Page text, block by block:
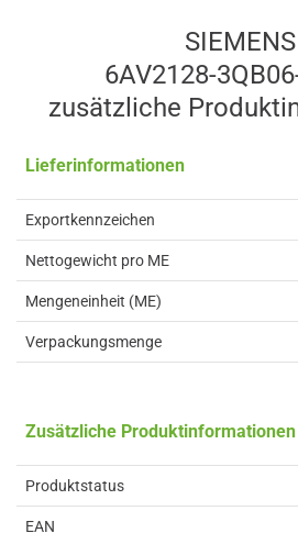
6AV2128-
zusätzliche
Lieferinformationen
Exportkennzeichen
Nettogewicht pro ME
Mengeneinheit (ME)
Verpackungsmenge
Zusätzliche Produktinformationen
Produktstatus
EAN